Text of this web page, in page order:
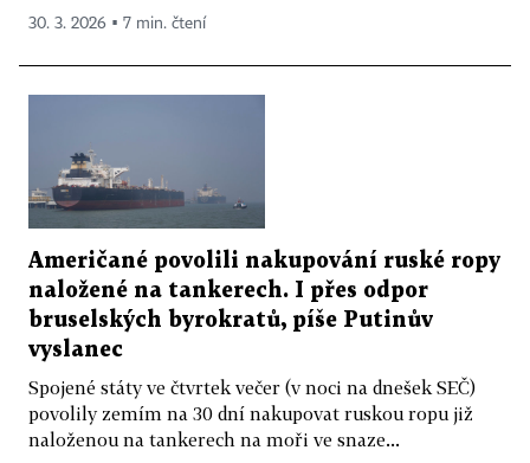
30. 3. 2026 ▪ 7 min. čtení
Američané povolili nakupování ruské ropy
naložené na tankerech. I přes odpor
bruselských byrokratů, píše Putinův
vyslanec
Spojené státy ve čtvrtek večer (v noci na dnešek SEČ)
povolily zemím na 30 dní nakupovat ruskou ropu již
naloženou na tankerech na moři ve snaze...